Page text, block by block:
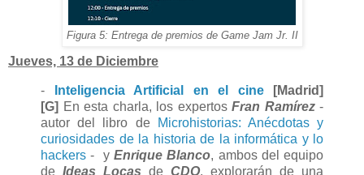
Figura 5: Entrega de premios de Game Jam Jr. II
Jueves, 13 de Diciembre
- Inteligencia Artificial en el cine[Madrid]
[G] En esta charla, los expertos Fran Ramírez-
autor del libro de
Microhistorias: Anécdotas y
curiosidades de la historia de la informática y lo
hackers - y Enrique Blanco, ambos del equipo
de Ideas Locas de CDO, explorarán de una